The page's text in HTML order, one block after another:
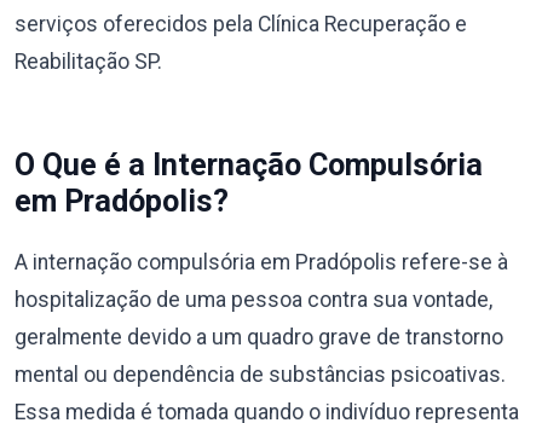
serviços oferecidos pela Clínica Recuperação e
Reabilitação SP.
O Que é a Internação Compulsória
em Pradópolis?
A internação compulsória em Pradópolis refere-se à
hospitalização de uma pessoa contra sua vontade,
geralmente devido a um quadro grave de transtorno
mental ou dependência de substâncias psicoativas.
Essa medida é tomada quando o indivíduo representa